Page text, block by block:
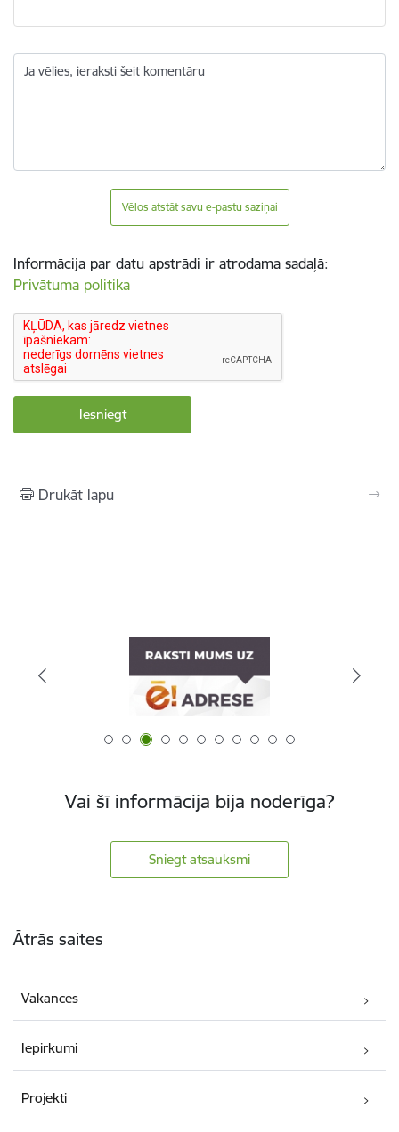
Ja vēlies, ieraksti šeit komentāru
Vēlos atstāt savu e-pastu saziņai
Informācija par datu apstrādi ir atrodama sadaļā:
Privātuma politika
Drukāt lapu
Vai šī informācija bija noderīga?
Sniegt atsauksmi
Ātrās saites
Vakances
Iepirkumi
Projekti